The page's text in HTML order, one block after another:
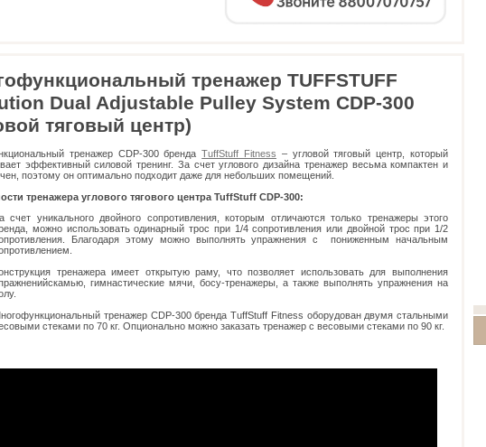
тренажер TUFFSTUFF
Dual Adjustable Pulley System CDP-300
тяговый центр)
тренажер CDP-300 брендаTuffStuff Fitness – угловой тяговый центр, который
эффективный силовой тренинг. За счет углового дизайна тренажер весьма компактен и
поэтому он оптимально подходит даже для небольших помещений.
тренажера углового тягового центра TuffStuff CDP-300:
счет уникального двойного сопротивления, которым отличаются только тренажеры этого
можно использовать одинарный трос при 1/4 сопротивления или двойной трос при 1/2
Благодаря этому можно выполнять упражнения с пониженным начальным
тренажера имеет открытую раму, что позволяет использовать для выполнения
гимнастические мячи, босу-тренажеры, а также выполнять упражнения на
тренажер CDP-300 бренда TuffStuff Fitness оборудован двумя стальными
стеками по 70 кг. Опционально можно заказать тренажер с весовыми стеками по 90 кг.